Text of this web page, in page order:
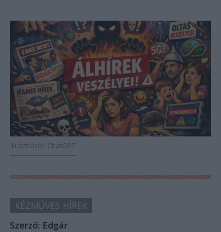
Illusztráció: ChatGPT
KÉZMŰVES HÍREK
Szerző: Edgár